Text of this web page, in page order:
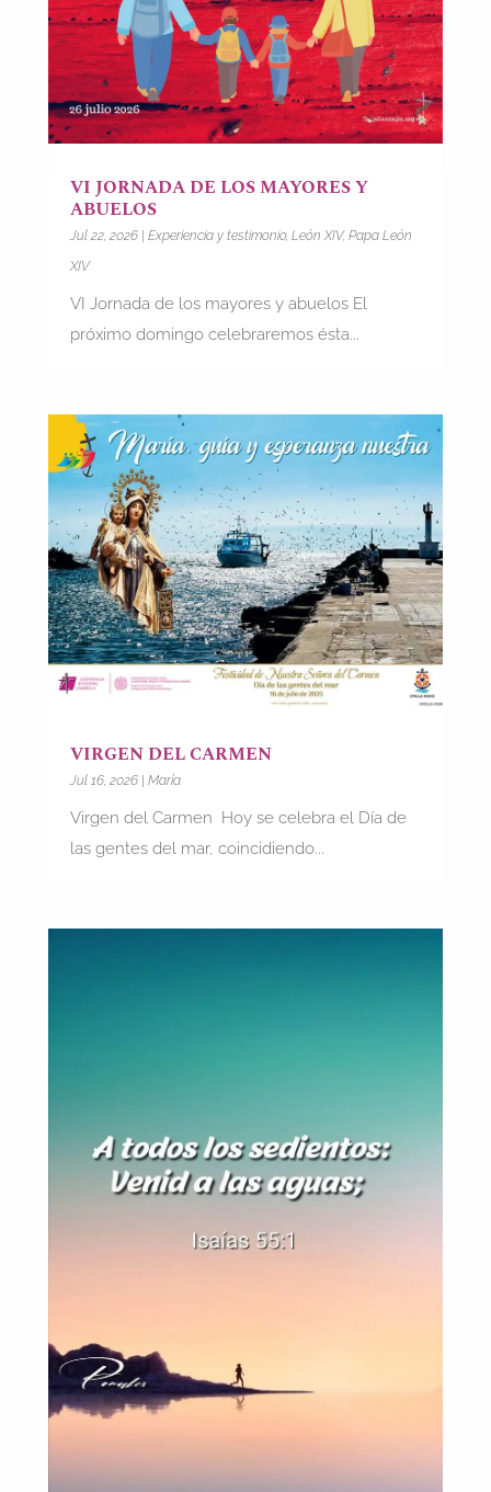
VI JORNADA DE LOS MAYORES Y
ABUELOS
Jul 22, 2026| Experiencia y testimonio, León XIV, Papa León
XIV
VI Jornada de los mayores y abuelos El
próximo domingo celebraremos ésta...
VIRGEN DEL CARMEN
Jul 16, 2026| María
Virgen del Carmen Hoy se celebra el Día de
las gentes del mar, coincidiendo...